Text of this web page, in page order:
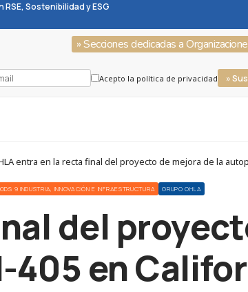
Sostenibilidad y ESG
» Secciones dedicadas a
Acepto la política de privacidad »
entra en la recta final del proyecto de mejora de la
ODS 9 INDUSTRIA, INNOVACIÓN E INFRAESTRUCTURA GRUPO OHLA
del
405 en